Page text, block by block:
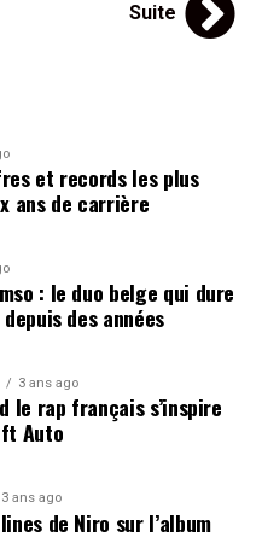
Suite
et records les plus
ans de carrière
: le duo belge qui dure
des années
3 ans ago
le rap français s’inspire
Auto
3 ans ago
de Niro sur l’album